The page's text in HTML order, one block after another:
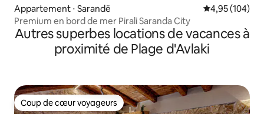
Appartement ⋅ Sarandë Évaluation
4,95 (104)
Premium en bord de mer Pirali Saranda City
Autres superbes locations de vacances à
proximité de Plage d'Avlaki
Coup de cœur voyageurs
Coup de cœur voyageurs